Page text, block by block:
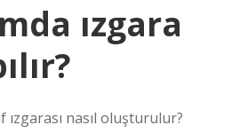
ızgara
nasıl oluşturulur?